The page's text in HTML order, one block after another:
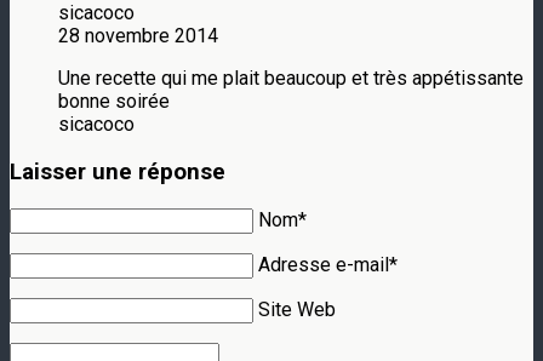
sicacoco
28 novembre 2014
Une recette qui me plait beaucoup et très appétissante
bonne soirée
sicacoco
Laisser une réponse
Nom*
Adresse e-mail*
Site Web